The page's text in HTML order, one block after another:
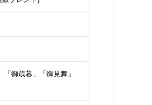
御歳暮」「御見舞」